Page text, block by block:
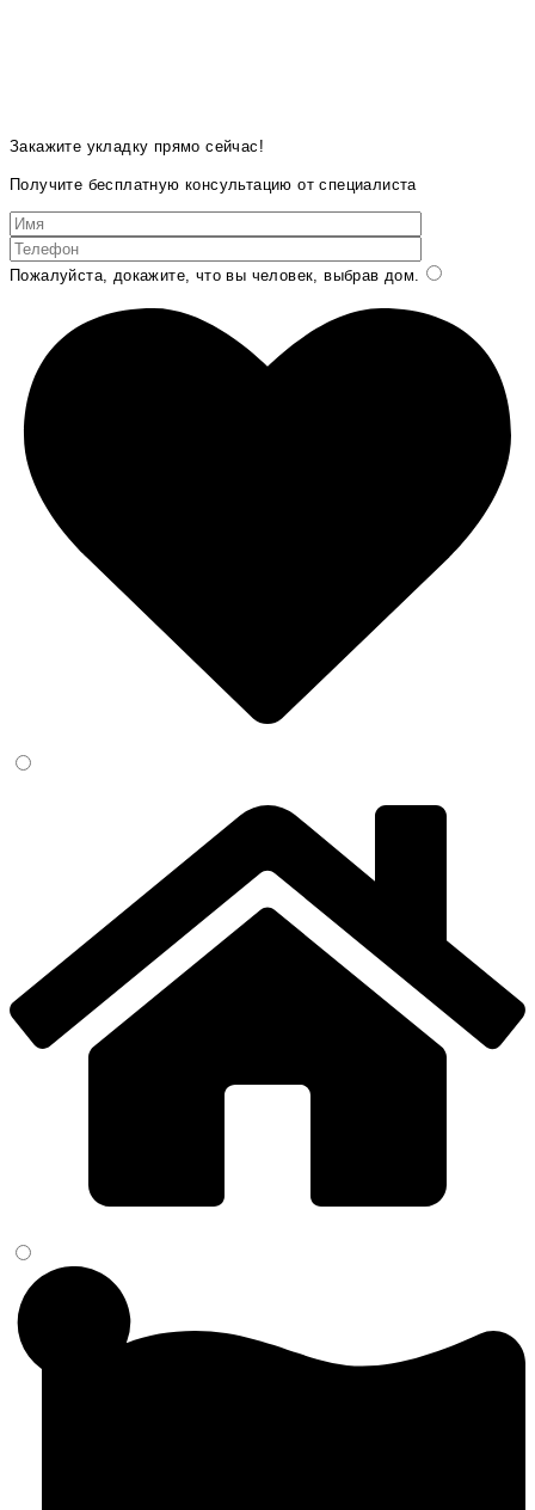
Закажите укладку прямо сейчас!
Получите бесплатную консультацию от специалиста
Пожалуйста, докажите, что вы человек, выбрав дом